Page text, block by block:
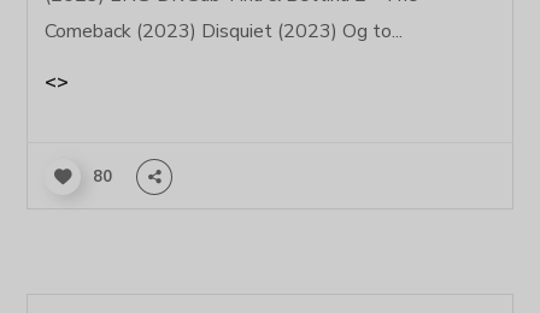
Comeback (2023) Disquiet (2023) Og to...
<>
80